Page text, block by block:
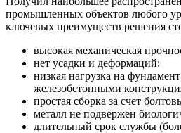
промышленных объектов любого
ключевых преимуществ решения
высокая механическая
нет усадки и деформаций;
низкая нагрузка на
железобетонными
простая сборка за счет
металл не подвержен
длительный срок службы